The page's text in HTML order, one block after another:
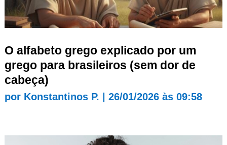
O alfabeto grego explicado por um
grego para brasileiros (sem dor de
cabeça)
por Konstantinos P. 26/01/2026 às 09:58